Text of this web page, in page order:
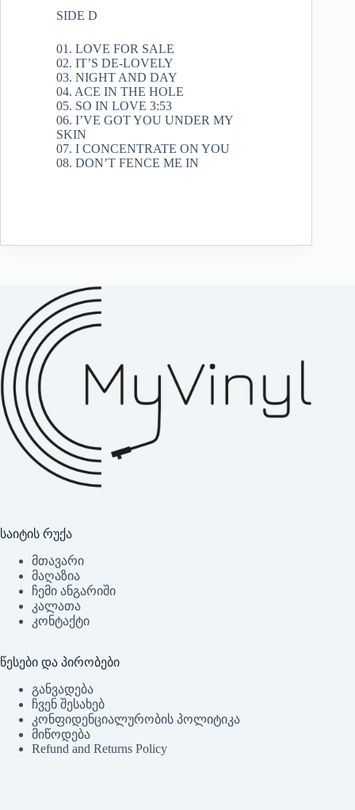
SIDE D
01. LOVE FOR SALE
02. IT’S DE-LOVELY
03. NIGHT AND DAY
04. ACE IN THE HOLE
05. SO IN LOVE 3:53
06. I’VE GOT YOU UNDER MY
SKIN
07. I CONCENTRATE ON YOU
08. DON’T FENCE ME IN
საიტის რუქა
მთავარი
მაღაზია
ჩემი ანგარიში
კალათა
კონტაქტი
წესები და პირობები
განვადება
ჩვენ შესახებ
კონფიდენციალურობის პოლიტიკა
მიწოდება
Refund and Returns Policy